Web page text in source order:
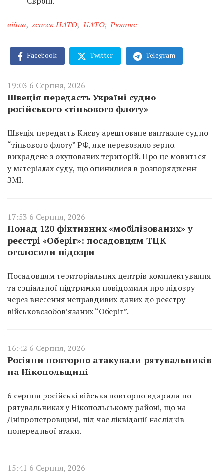
війна, генсек НАТО, НАТО, Рютте
Facebook Twitter Telegram
19:03 6 Серпня, 2026
Швеція передасть Україні судно
російського «тіньового флоту»
Швеція передасть Києву арештоване вантажне судно
“тіньового флоту” РФ, яке перевозило зерно,
викрадене з окупованих територій. Про це мовиться
у матеріалах суду, що опинилися в розпорядженні
ЗМІ.
17:53 6 Серпня, 2026
Понад 120 фіктивних «мобілізованих» у
реєстрі «Оберіг»: посадовцям ТЦК
оголосили підозри
Посадовцям територіальних центрів комплектування
та соціальної підтримки повідомили про підозру
через внесення неправдивих даних до реєстру
військовозобов’язаних “Оберіг”.
16:42 6 Серпня, 2026
Росіяни повторно атакували рятувальників
на Нікопольщині
6 серпня російські війська повторно вдарили по
рятувальниках у Нікопольському районі, що на
Дніпропетровщині, під час ліквідації наслідків
попередньої атаки.
15:41 6 Серпня, 2026